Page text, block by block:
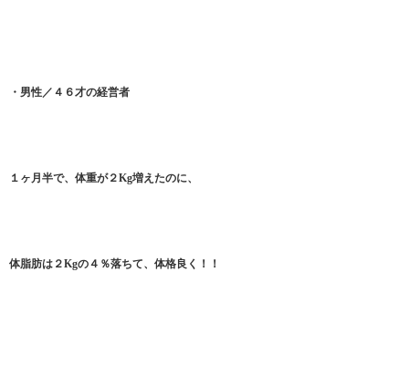
・男性／４６才の経営者
１ヶ月半で、体重が２Kg増えたのに、
体脂肪は２Kgの４％落ちて、体格良く！！